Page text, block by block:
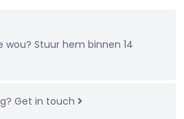
wou? Stuur hem binnen 14
Get in touch